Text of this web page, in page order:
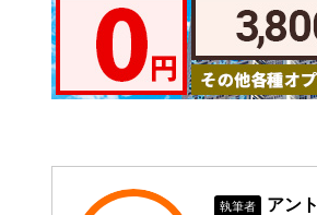
執筆者 アン